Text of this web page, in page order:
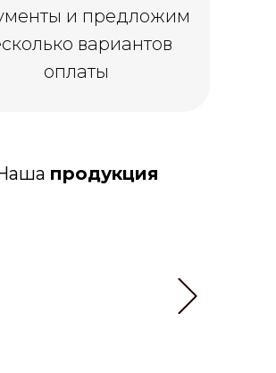
и предложим
вариантов
оплаты
продукция